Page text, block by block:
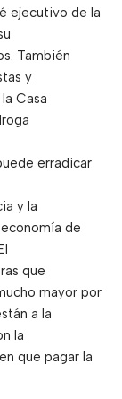
ejecutivo de la
También
y
Casa
erradicar
y la
de
que
mayor por
a la
la
que pagar la